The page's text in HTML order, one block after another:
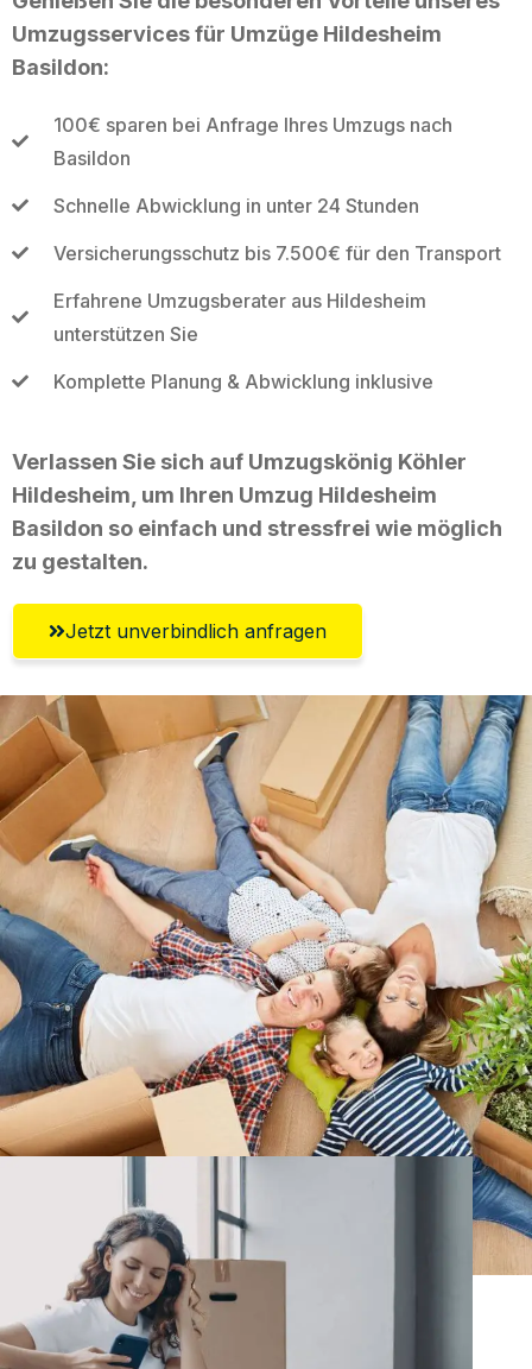
Umzugsservices für Umzüge Hildesheim
Basildon:
100€ sparen bei Anfrage Ihres Umzugs nach
Basildon
Schnelle Abwicklung in unter 24 Stunden
Versicherungsschutz bis 7.500€ für den Transport
Erfahrene Umzugsberater aus Hildesheim
unterstützen Sie
Komplette Planung & Abwicklung inklusive
Verlassen Sie sich auf Umzugskönig Köhler
Hildesheim, um Ihren Umzug Hildesheim
Basildon so einfach und stressfrei wie möglich
zu gestalten.
Jetzt unverbindlich anfragen